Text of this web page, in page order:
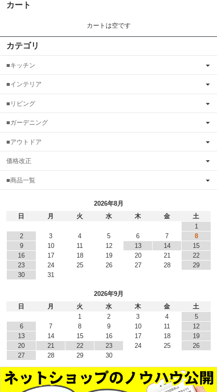
カート
カートは空です
カテゴリ
■キッチン
■インテリア
■リビング
■ガーデニング
■アウトドア
価格改正
■商品一覧
2026年8月
日
月 火 水 木 金
土
1
2
3 4 5 6 7
8
9
10 11 12 13 14
15
16
17 18 19 20 21
22
23
24 25 26 27 28
29
30
31
2026年9月
日
月 火 水 木 金
土
1
2 3 4
5
6
7 8 9 10 11
12
13
14 15 16 17 18
19
20
21 22 23 24 25
26
27
28 29 30